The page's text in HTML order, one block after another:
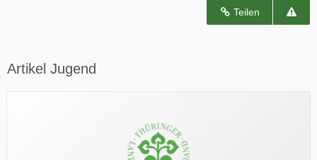
Teilen
Artikel Jugend